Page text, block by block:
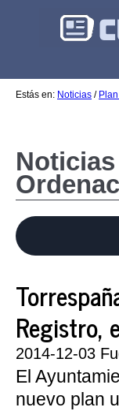
Estás en: Noticias /
Registro,
2014-12-03
El
nuevo plan